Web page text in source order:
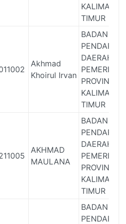
TIMUR
Akhmad
Khoirul Irvan
BADAN
DAERAH
PROVINSI
TIMUR
AKHMAD
MAULANA
BADAN
DAERAH
PROVINSI
TIMUR
BADAN